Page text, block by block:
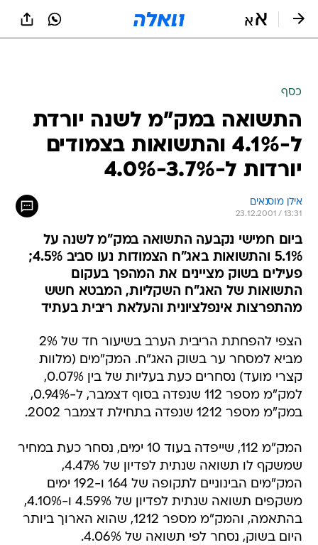
התשואה במק"מ לשנה יורדת
ל-4.1% והתשואות בצמודים
יורדות ל-3.7%-4.0%
אילן מוסנאים
23.12.2001 / 13:31
ביום חמישי נקבעה התשואה במק"מ לשנה על
5.1% והתשואות באג"ח הצמודות נעו סביב 4.5%;
פעילים בשוק מציינים את המהפך בעקום
התשואות של האג"ח השקליות, המבטא חשש
מהתפרצות אינפלציונית והעלאת ריבית בעתיד
הצפי להפחתת הריבית הערב בשיעור חד של 2%
קצרי מועד) נסחרים כעת בעליות של בין 0.07%,
במק"מ מספר 1212 שנפדה בתחילת דצמבר 2002.
המק"מ 112, שייפדה בעוד 10 ימים, נסחר כעת במחיר
המק"מים הבינוניים לתקופה של 164 ו-192 ימים
בהתאמה, והמק"מ מספר 1212, שהוא הארוך ביותר
היום בשוק, נסחר לפי תשואה של 4.06%.
פעילים בשוק מציינים כי המק"מים לטווח של שנה,